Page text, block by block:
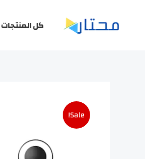
المحتوى
كل المنتجات
Sale!